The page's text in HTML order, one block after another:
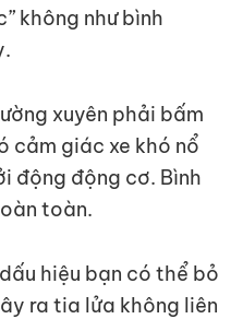
không như bình
xuyên phải bấm
cảm giác xe khó nổ
động động cơ. Bình
toàn.
hiệu bạn có thể bỏ
ra tia lửa không liên